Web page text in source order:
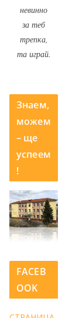
невинно
за теб
трепка,
та играй.
Знаем,
можем
– ще
успеем
!
FACEB
OOK